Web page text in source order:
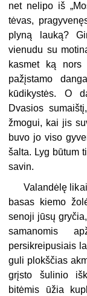
net nelipo iš
tėvas,
plyną lauką?
vienudu su
kasmet ką nors
pažįstamo
kūdikystės. O
Dvasios
žmogui, kai jis
buvo jo viso
šalta. Lyg būtum
savin.
Valandėlę likai
basas kiemo
senoji jūsų
samanomis
persikreipusiais
guli plokščias
grįsto šulinio
bitėmis ūžia